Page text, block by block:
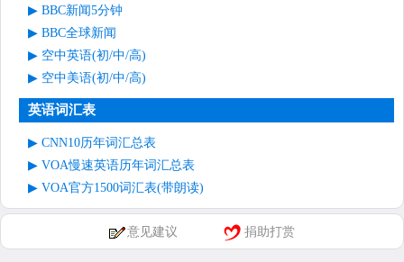
BBC新闻5分钟
BBC全球新闻
空中英语(初/中/高)
空中美语(初/中/高)
英语词汇表
CNN10历年词汇总表
VOA慢速英语历年词汇总表
VOA官方1500词汇表(带朗读)
意见建议 捐助打赏